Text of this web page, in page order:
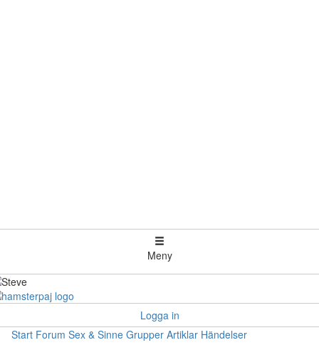
Meny
Logga in
Start Forum Sex & Sinne Grupper Artiklar Händelser